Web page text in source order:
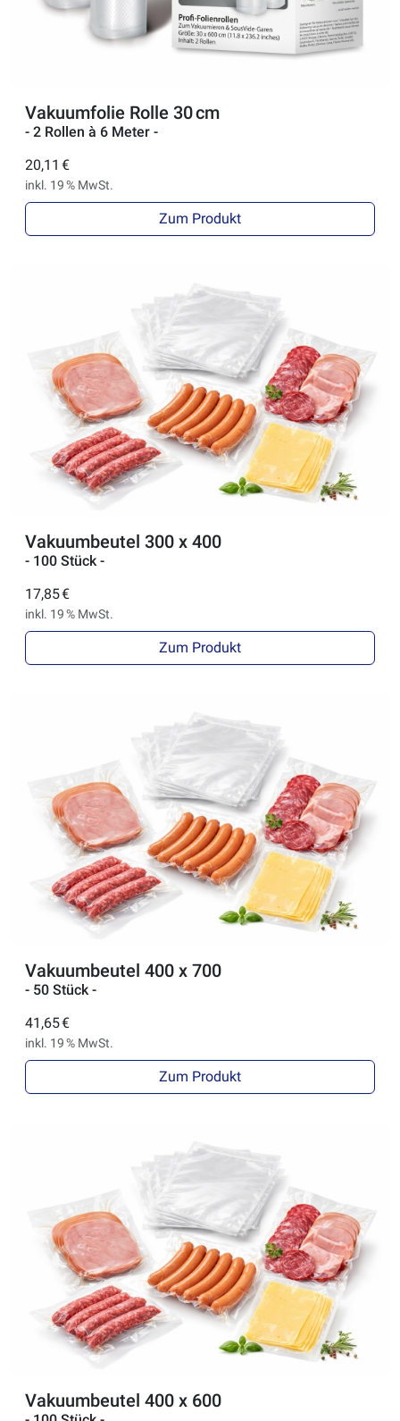
Vakuumfolie Rolle 30 cm
- 2 Rollen à 6 Meter -
20,11 €
inkl. 19 % MwSt.
Zum Produkt
Vakuumbeutel 300 x 400
- 100 Stück -
17,85 €
inkl. 19 % MwSt.
Zum Produkt
Vakuumbeutel 400 x 700
- 50 Stück -
41,65 €
inkl. 19 % MwSt.
Zum Produkt
Vakuumbeutel 400 x 600